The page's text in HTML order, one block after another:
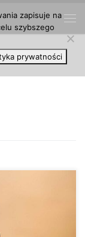
glejaka
zapisuje na
szybszego
prywatności